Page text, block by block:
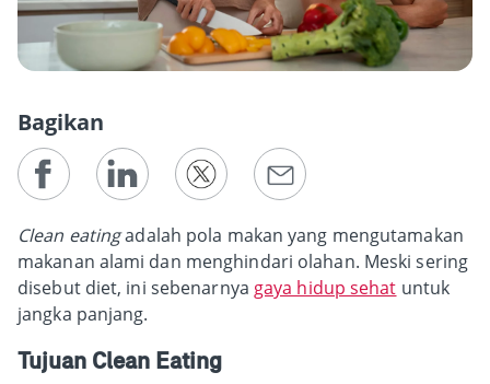
Bagikan
Clean eatingadalah pola makan yang mengutamakan
makanan alami dan menghindari olahan. Meski sering
disebut diet, ini sebenarnya gaya hidup sehat untuk
jangka panjang.
Tujuan Clean Eating